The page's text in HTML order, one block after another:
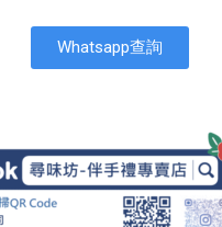
Whatsapp查詢